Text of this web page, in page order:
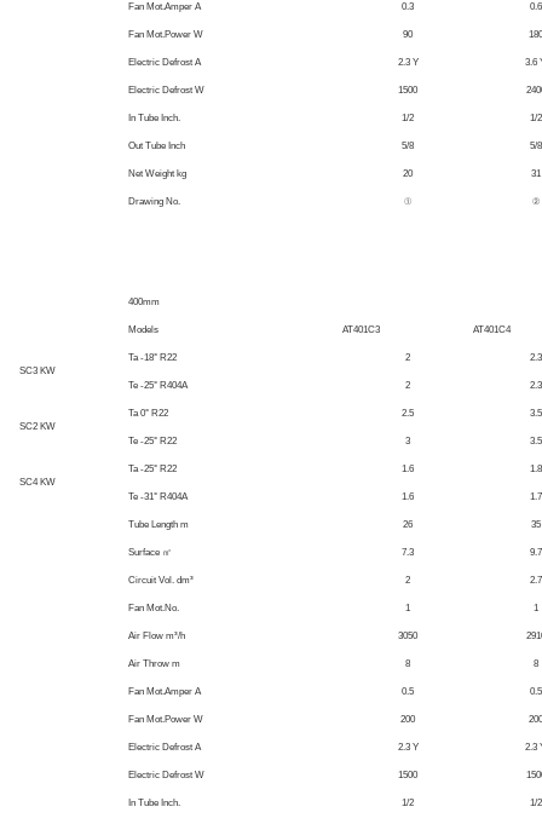
Fan Mot.Amper A 0.3 0.6
Fan Mot.Power W 90 180
Electric Defrost A 2.3 Y 3.6
Electric Defrost W 1500
In Tube Inch. 1/2 1/2
Out Tube Inch 5/8 5/8
Net Weight kg 20 31
Drawing No. ① ②
400mm
Models AT401C3 AT401C4
SC3 KW
Ta -18° R22 2 2.3
Te -25° R404A 2 2.3
SC2 KW
Ta 0° R22 2.5 3.5
Te -25° R22 3 3.5
SC4 KW
Ta -25° R22 1.6 1.8
Te -31° R404A 1.6 1.7
Tube Length m 26 35
Surface ㎡ 7.3 9.7
Circuit Vol. dm³ 2 2.7
Fan Mot.No. 1 1
Air Flow m³/h 3050
Air Throw m 8 8
Fan Mot.Amper A 0.5 0.5
Fan Mot.Power W 200 200
Electric Defrost A 2.3 Y 2.3
Electric Defrost W 1500
In Tube Inch. 1/2 1/2